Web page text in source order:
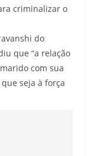
criminalizar o
do
que “a relação
com sua
seja à força